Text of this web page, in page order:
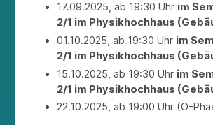
17.09.2025, ab 19:30 Uhr im
2/1 im Physikhochhaus
01.10.2025, ab 19:30 Uhr im
2/1 im Physikhochhaus
15.10.2025, ab 19:30 Uhr im
2/1 im Physikhochhaus
22.10.2025, ab 19:00 Uhr (O-